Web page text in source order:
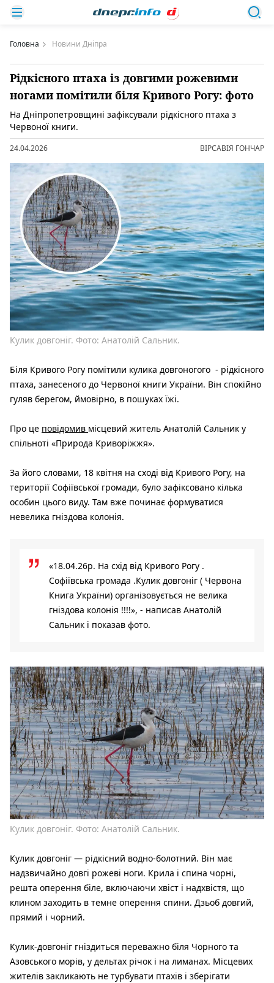
Головна Новини Дніпра
Рідкісного птаха із довгими рожевими
ногами помітили біля Кривого Рогу: фото
На Дніпропетровщині зафіксували рідкісного птаха з
Червоної книги.
24.04.2026 ВІРСАВІЯ ГОНЧАР
Кулик довгоніг. Фото: Анатолій Сальник.
Біля Кривого Рогу помітили кулика довгоногого - рідкісного
птаха, занесеного до Червоної книги України. Він спокійно
гуляв берегом, ймовірно, в пошуках їжі.
Про це повідомив місцевий житель Анатолій Сальник у
спільноті «Природа Криворіжжя».
За його словами, 18 квітня на сході від Кривого Рогу, на
території Софіївської громади, було зафіксовано кілька
особин цього виду. Там вже починає формуватися
невелика гніздова колонія.
«18.04.26р. На схід від Кривого Рогу .
Софіївська громада .Кулик довгоніг ( Червона
Книга України) організовується не велика
гніздова колонія !!!!», - написав Анатолій
Сальник і показав фото.
Кулик довгоніг. Фото: Анатолій Сальник.
Кулик довгоніг — рідкісний водно-болотний. Він має
надзвичайно довгі рожеві ноги. Крила і спина чорні,
решта оперення біле, включаючи хвіст і надхвістя, що
клином заходить в темне оперення спини. Дзьоб довгий,
прямий і чорний.
Кулик-довгоніг гніздиться переважно біля Чорного та
Азовського морів, у дельтах річок і на лиманах. Місцевих
жителів закликають не турбувати птахів і зберігати